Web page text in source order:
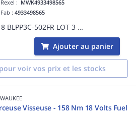
: MWK4933498565
Fab :4933498565
M18 BLPP3C-502FR LOT 3 OUTILS
Ajouter au panier
voir vos prix et les stocks
Visseuse - 158 Nm 18 Volts Fuel